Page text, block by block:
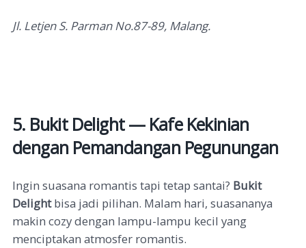
Jl. Letjen S. Parman No.87-89, Malang.
5. Bukit Delight — Kafe Kekinian
dengan Pemandangan Pegunungan
Ingin suasana romantis tapi tetap santai? Bukit
Delightbisa jadi pilihan. Malam hari, suasananya
makin cozy dengan lampu-lampu kecil yang
menciptakan atmosfer romantis.